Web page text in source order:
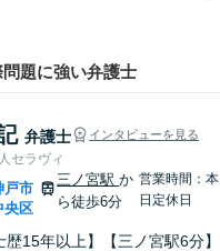
題に強い弁護士
弁護士 インタビューを見る
セラヴィ
戸市
央区
三ノ宮駅か
ら徒歩6分
営業時間：本
日定休日
歴15年以上】【三ノ宮駅6分】